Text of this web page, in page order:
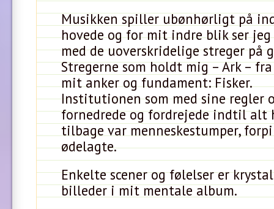
Musikken spiller ubønhørligt på
hovede og for mit indre blik ser
med de uoverskridelige streger på
Stregerne som holdt mig – Ark –
mit anker og fundament: Fisker.
Institutionen som med sine regler
fornedrede og fordrejede indtil alt
tilbage var menneskestumper,
ødelagte.
Enkelte scener og følelser er
billeder i mit mentale album.